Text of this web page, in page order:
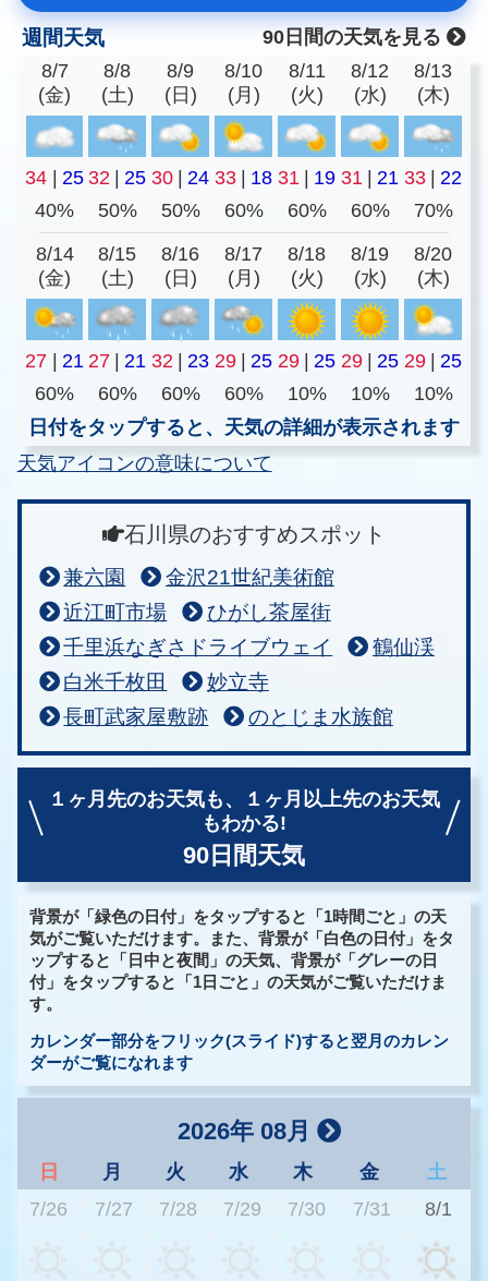
週間天気
90日間の天気を見る
8/7
(金)
8/8
(土)
8/9
(日)
8/10
(月)
8/11
(火)
8/12
(水)
8/13
(木)
34 25 32 25 30 24 33 18 31 19 31 21 33
22
40%
50% 50% 60% 60% 60% 70%
8/14
(金)
8/15
(土)
8/16
(日)
8/17
(月)
8/18
(火)
8/19
(水)
8/20
(木)
27 21 27 21 32 23 29 25 29 25 29 25 29
25
60%
60% 60% 60% 10% 10%
10%
日付をタップすると、天気の詳細が表示されます
天気アイコンの意味について
石川県のおすすめスポット
兼六園
金沢21世紀美術館
近江町市場
ひがし茶屋街
千里浜なぎさドライブウェイ
鶴仙渓
白米千枚田
妙立寺
長町武家屋敷跡
のとじま水族館
１ヶ月先のお天気も、
１ヶ月以上先のお天気
もわかる!
90日間天気
背景が「緑色の日付」をタップすると「1時間ごと」の天
気がご覧いただけます。また、背景が「白色の日付」をタ
ップすると「日中と夜間」の天気、背景が「グレーの日
付」をタップすると「1日ごと」の天気がご覧いただけま
す。
カレンダー部分をフリック(スライド)すると翌月のカレン
ダーがご覧になれます
2026年 08月
日 月 火 水 木 金
土
7/26
7/27 7/28 7/29 7/30 7/31 8/1